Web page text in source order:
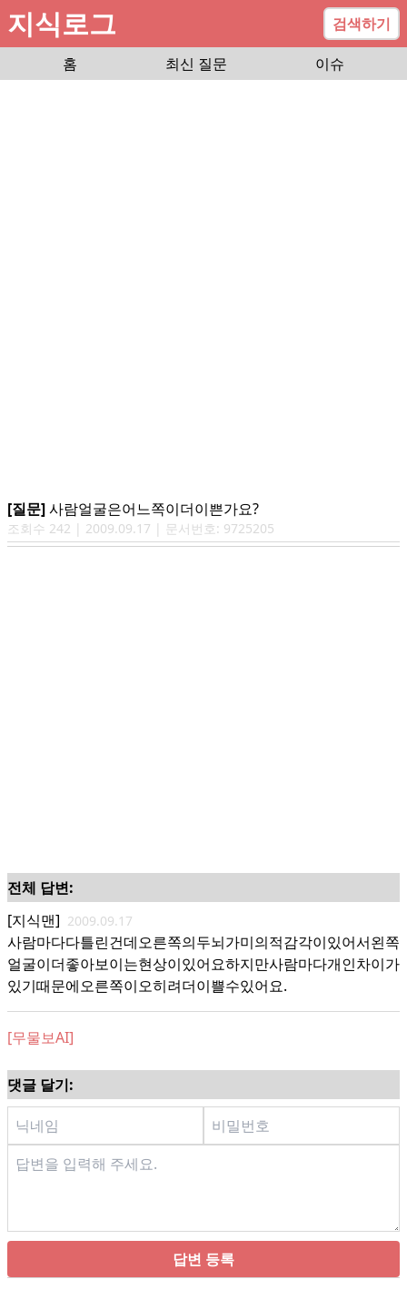
지식로그
검색하기
홈
최신 질문 이슈
[질문]사람얼굴은어느쪽이더이쁜가요?
조회수 242 | 2009.09.17 | 문서번호: 9725205
전체 답변:
[지식맨] 2009.09.17
사람마다다틀린건데오른쪽의두뇌가미의적감각이있어서왼쪽
얼굴이더좋아보이는현상이있어요하지만사람마다개인차이가
있기때문에오른쪽이오히려더이쁠수있어요.
[무물보AI]
댓글 달기:
답변 등록